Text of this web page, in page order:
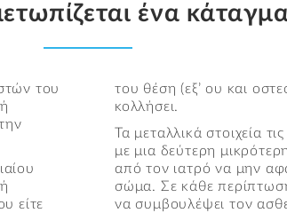
ένα
του
είτε
του θέση (εξ’ ου και
κολλήσει.
Τα μεταλλικά στοιχεία
με μια δεύτερη
από τον ιατρό να μην
σώμα. Σε κάθε
να συμβουλέψει τον